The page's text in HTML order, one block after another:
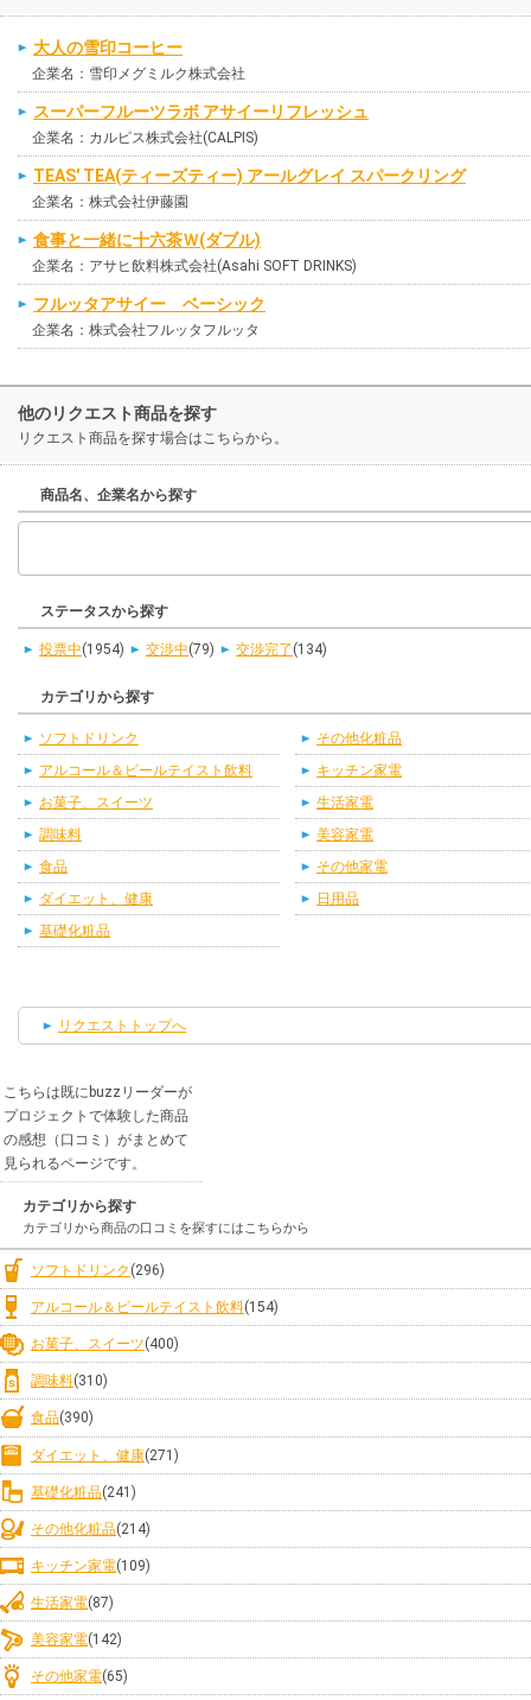
大人の雪印コーヒー
企業名：雪印メグミルク株式会社
スーパーフルーツラボ アサイーリフレッシュ
企業名：カルピス株式会社(CALPIS)
TEAS' TEA(ティーズティー) アールグレイ スパークリング
企業名：株式会社伊藤園
食事と一緒に十六茶Ｗ(ダブル)
企業名：アサヒ飲料株式会社(Asahi SOFT DRINKS)
フルッタアサイー ベーシック
企業名：株式会社フルッタフルッタ
他のリクエスト商品を探す
リクエスト商品を探す場合はこちらから。
商品名、企業名から探す
ステータスから探す
投票中(1954) 交渉中(79) 交渉完了 (134)
カテゴリから探す
ソフトドリンク
アルコール＆ビールテイスト飲料
お菓子、スイーツ
調味料
食品
ダイエット、健康
基礎化粧品
その他化粧品
キッチン家電
生活家電
美容家電
その他家電
日用品
リクエストトップへ
こちらは既にbuzzリーダーが
プロジェクトで体験した商品
の感想（口コミ）がまとめて
見られるページです。
カテゴリから探す
カテゴリから商品の口コミを探すにはこちらから
ソフトドリンク (296)
アルコール＆ビールテイスト飲料(154)
お菓子、スイーツ(400)
調味料(310)
食品(390)
ダイエット、健康(271)
基礎化粧品(241)
その他化粧品(214)
キッチン家電(109)
生活家電(87)
美容家電(142)
その他家電(65)